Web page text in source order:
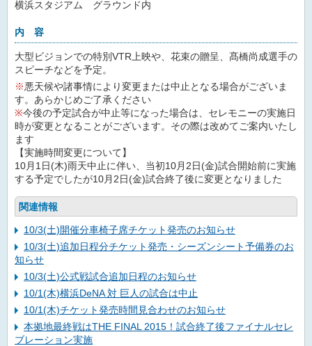
横浜スタジアム グラウンド内
内 容
大型ビジョンでの特別VTR上映や、花束の贈呈、髙橋尚成選手の
スピーチなどを予定。
※悪天候や諸事情により変更または中止となる場合がございま
す。あらかじめご了承ください
※今後の予定試合が中止等になった場合は、セレモニーの実施日
時が変更となることがございます。その際は改めてご案内いたし
ます
【実施時間変更について】
10月1日(木)雨天中止に伴い、当初10月2日(金)試合開始前に実施
する予定でしたが10月2日(金)試合終了後に変更となりました
関連情報
10/3(土)開催分車椅子席チケット発売のお知らせ
10/3(土)追加日程分チケット発売・シーズンシート予備券のお
知らせ
10/3(土)公式戦試合追加日程のお知らせ
10/1(木)横浜DeNA 対 巨人の試合は中止
10/1(木)チケット発売時間見合わせのお知らせ
本拠地最終戦はTHE FINAL 2015！試合終了後ファイナルセレ
ブレーション実施